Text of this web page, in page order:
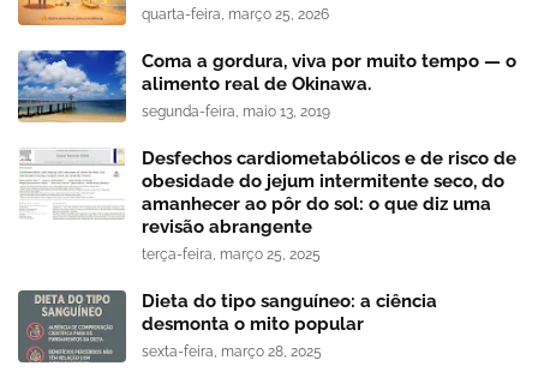
quarta-feira, março 25, 2026
Coma a gordura, viva por muito tempo — o
alimento real de Okinawa.
segunda-feira, maio 13, 2019
Desfechos cardiometabólicos e de risco de
obesidade do jejum intermitente seco, do
amanhecer ao pôr do sol: o que diz uma
revisão abrangente
terça-feira, março 25, 2025
Dieta do tipo sanguíneo: a ciência
desmonta o mito popular
sexta-feira, março 28, 2025